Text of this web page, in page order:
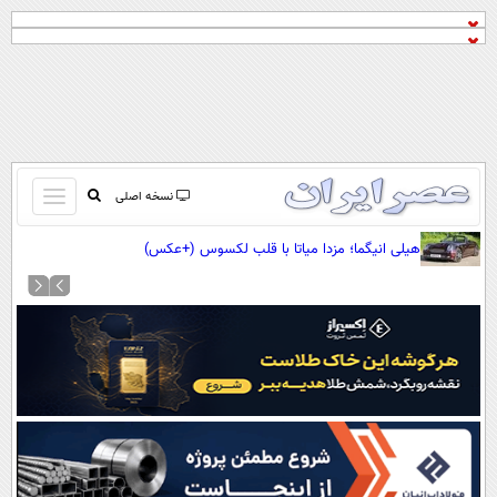
نسخه اصلی
باز
و
کردن
صفحه اول
آرشیو
نظرسنجی
آب و هوا
اوقات شرعی
سواد زندگی
هیلی انیگما؛ مزدا میاتا با قلب لکسوس (+عکس)